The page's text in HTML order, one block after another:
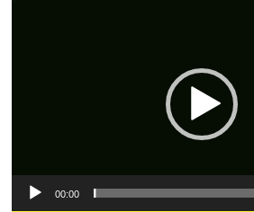
00:00